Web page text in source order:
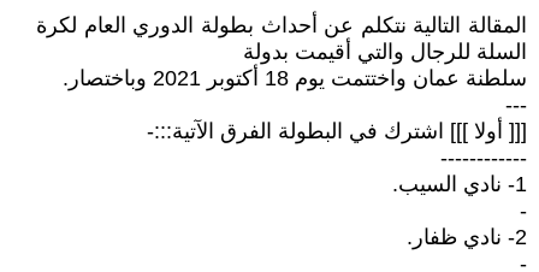
المقالة التالية نتكلم عن أحداث بطولة الدوري العام لكرة
السلة للرجال والتي أقيمت بدولة
سلطنة عمان واختتمت يوم 18 أكتوبر 2021 وباختصار.
---
[[[ أولا ]]] اشترك في البطولة الفرق الآتية:::-
------------
1- نادي السيب.
-
2- نادي ظفار.
-